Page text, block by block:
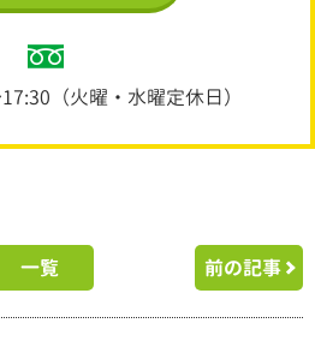
（火曜・水曜定休日）
一覧 前の記事